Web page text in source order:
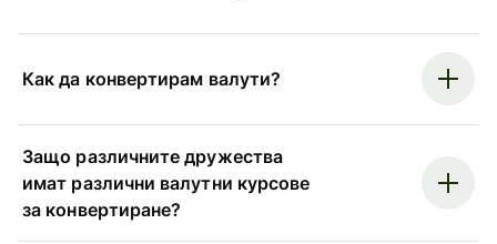
Как да конвертирам валути?
Защо различните дружества
имат различни валутни курсове
за конвертиране?